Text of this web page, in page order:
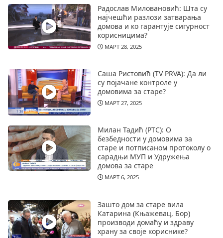
Радослав Миловановић: Шта су
најчешћи разлози затварања
домова и ко гарантује сигурност
корисницима?
МАРТ 28, 2025
Саша Ристовић (TV PRVA): Да ли
су појачане контроле у
домовима за старе?
МАРТ 27, 2025
Милан Тадић (РТС): О
безбедности у домовима за
старе и потписаном протоколу о
сарадњи МУП и Удружења
домова за старе
МАРТ 6, 2025
Зашто дом за старе вила
Катарина (Књажевац, Бор)
производи домаћу и здраву
храну за своје кориснике?